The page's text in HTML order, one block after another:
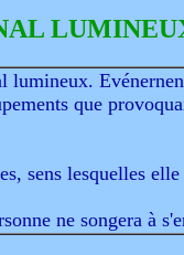
lumineux.
que
sens lesquelles
ne songera à